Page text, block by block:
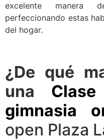
excelente manera
perfeccionando estas
del hogar.
¿De qué
una
gimnasia
open Plaza